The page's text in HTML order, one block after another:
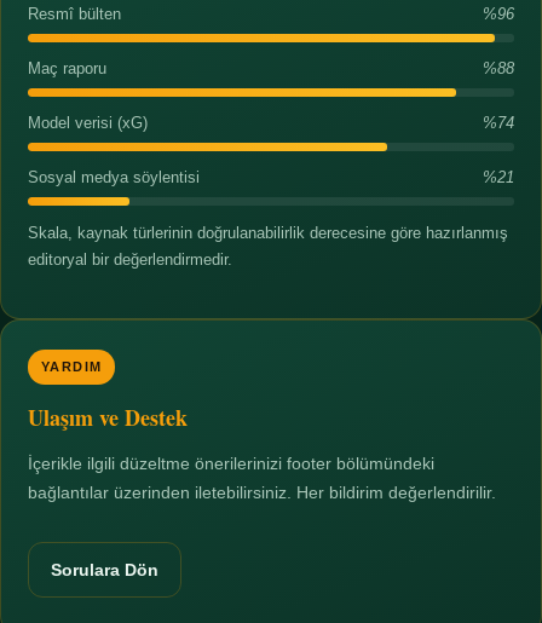
Resmî bülten %96
Maç raporu %88
Model verisi (xG) %74
Sosyal medya söylentisi %21
Skala, kaynak türlerinin doğrulanabilirlik derecesine göre hazırlanmış
editoryal bir değerlendirmedir.
YARDIM
Ulaşım ve Destek
İçerikle ilgili düzeltme önerilerinizi footer bölümündeki
bağlantılar üzerinden iletebilirsiniz. Her bildirim değerlendirilir.
Sorulara Dön